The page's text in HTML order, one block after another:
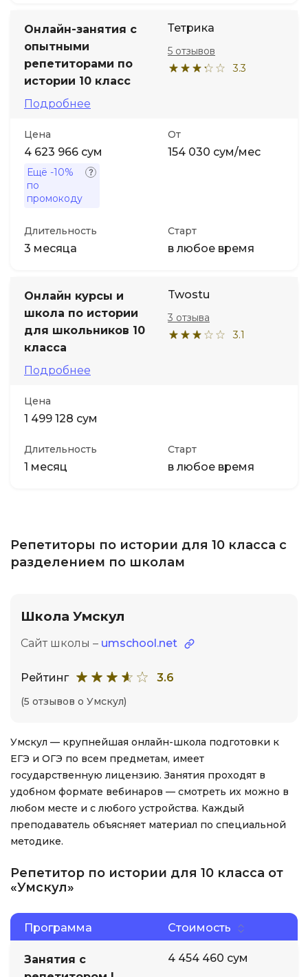
Онлайн-занятия с
опытными
репетиторами по
истории 10 класс
Подробнее
Тетрика
3.3
5 отзывов
Цена
4 623 966 сум
Ещё -10%
по
промокоду
От
154 030 сум/мес
Длительность
3 месяца
Старт
в любое время
Онлайн курсы и
школа по истории
для школьников 10
класса
Подробнее
Twostu
3.1
3 отзыва
Цена
1 499 128 сум
Длительность
1 месяц
Старт
в любое время
Репетиторы по истории для 10 класса с
разделением по школам
Школа Умскул
Сайт школы – umschool.net
Рейтинг 3.6
(5 отзывов о Умскул)
Умскул — крупнейшая онлайн-школа подготовки к
ЕГЭ и ОГЭ по всем предметам, имеет
государственную лицензию. Занятия проходят в
удобном формате вебинаров — смотреть их можно в
любом месте и с любого устройства. Каждый
преподаватель объясняет материал по специальной
методике.
Репетитор по истории для 10 класса от
«Умскул»
Программа Стоимость
Занятия с
4 454 460 сум